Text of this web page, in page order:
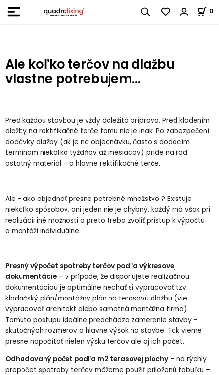
0
Ale koľko terčov na dlažbu
vlastne potrebujem...
Pred každou stavbou je vždy dôležitá príprava. Pred kladením
dlažby na rektifikačné terče tomu nie je inak. Po zabezpečení
dodávky dlažby (ak je na objednávku, často s dodacím
termínom niekoľko týždňov až mesiacov) príde na rad
ostatný materiál – a hlavne rektifikačné terče.
Ale - ako objednať presne potrebné množstvo ? Existuje
niekoľko spôsobov, ani jeden nie je chybný, každý má však pri
realizácii iné možnosti a preto treba zvoliť prístup k výpočtu
a montáži individuálne.
Presný výpočet spotreby terčov podľa výkresovej
dokumentácie – v prípade, že disponujete realizačnou
dokumentáciou je optimálne nechať si vypracovať tzv.
kladačský plán/montážny plán na terasovú dlažbu (vie
vypracovať architekt alebo samotná montážna firma).
Tomuto postupu ideálne predchádza zameranie stavby –
skutočných rozmerov a hlavne výšok na stavbe. Tak vieme
presne napočítať nielen výšku terčov ale aj ich počet.
Odhadovaný počet podľa m2 terasovej plochy – na rýchly
prepočet spotreby terčov môžeme použiť priloženú tabuľku –